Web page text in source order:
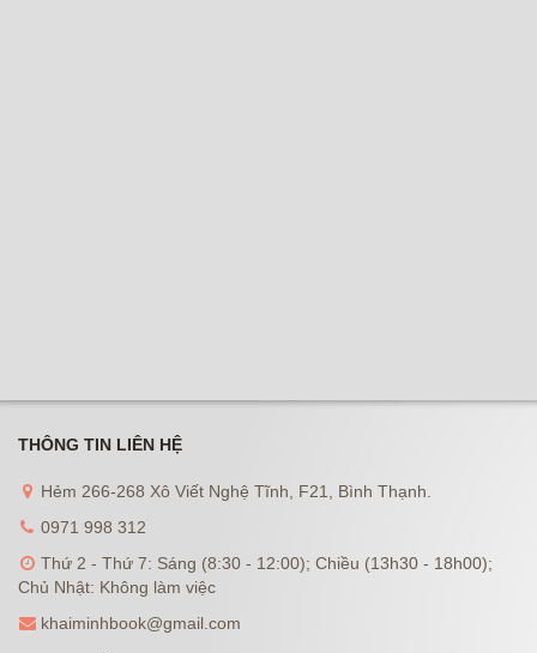
THÔNG TIN LIÊN HỆ
Hẻm 266-268 Xô Viết Nghệ Tĩnh, F21, Bình Thạnh.
0971 998 312
Thứ 2 - Thứ 7: Sáng (8:30 - 12:00); Chiều (13h30 - 18h00);
Chủ Nhật: Không làm việc
khaiminhbook@gmail.com